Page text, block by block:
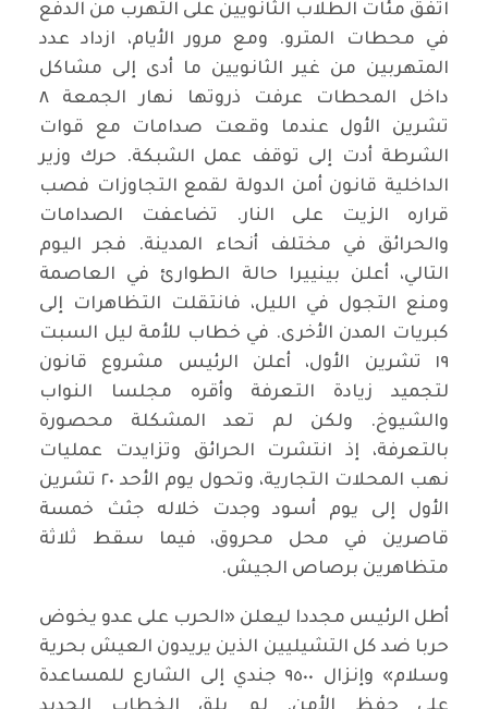
اتفق مئات الطلاب الثانويين على التهرب من الدفع
في محطات المترو. ومع مرور الأيام، ازداد عدد
المتهربين من غير الثانويين ما أدى إلى مشاكل
داخل المحطات عرفت ذروتها نهار الجمعة ٨
تشرين الأول عندما وقعت صدامات مع قوات
الشرطة أدت إلى توقف عمل الشبكة. حرك وزير
الداخلية قانون أمن الدولة لقمع التجاوزات فصب
قراره الزيت على النار. تضاعفت الصدامات
والحرائق في مختلف أنحاء المدينة. فجر اليوم
التالي، أعلن بينييرا حالة الطوارئ في العاصمة
ومنع التجول في الليل، فانتقلت التظاهرات إلى
كبريات المدن الأخرى. في خطاب للأمة ليل السبت
١٩ تشرين الأول، أعلن الرئيس مشروع قانون
لتجميد زيادة التعرفة وأقره مجلسا النواب
والشيوخ. ولكن لم تعد المشكلة محصورة
بالتعرفة، إذ انتشرت الحرائق وتزايدت عمليات
نهب المحلات التجارية، وتحول يوم الأحد ٢٠ تشرين
الأول إلى يوم أسود وجدت خلاله جثث خمسة
قاصرين في محل محروق، فيما سقط ثلاثة
متظاهرين برصاص الجيش.
أطل الرئيس مجددا ليعلن «الحرب على عدو يخوض
حربا ضد كل التشيليين الذين يريدون العيش بحرية
وسلام» وإنزال ٩٥٠٠ جندي إلى الشارع للمساعدة